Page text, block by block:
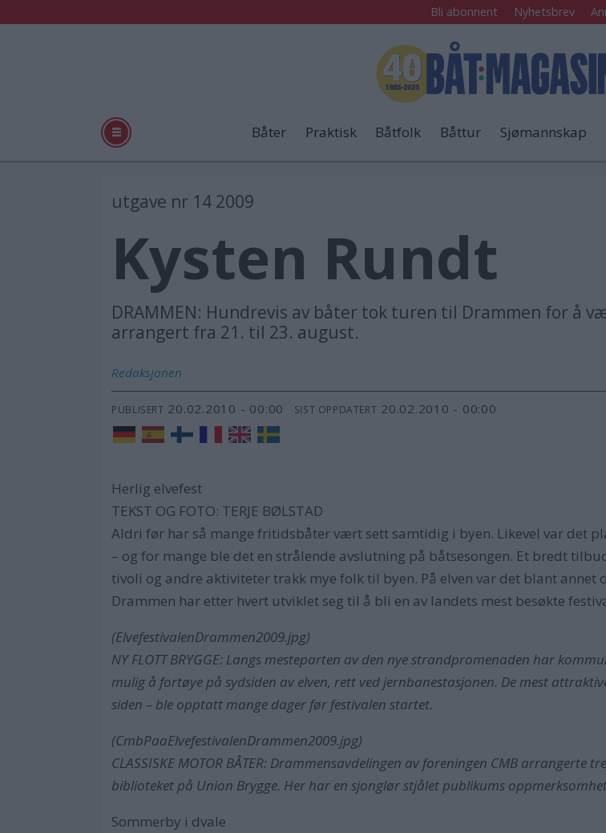
Bli abonnent Nyhetsbrev
Båter Praktisk Båtfolk Båttur Sjømannskap
utgave nr 14 2009
Kysten Rundt
DRAMMEN: Hundrevis av båter tok turen til Drammen for å
arrangert fra 21. til 23. august.
Redaksjonen
PUBLISERT 20.02.2010 - 00:00 SIST OPPDATERT 20.02.2010 - 00:00
Herlig elvefest
TEKST OG FOTO: TERJE BØLSTAD
Aldri før har så mange fritidsbåter vært sett samtidig i byen. Likevel var det
– og for mange ble det en strålende avslutning på båtsesongen. Et bredt
tivoli og andre aktiviteter trakk mye folk til byen. På elven var det blant
Drammen har etter hvert utviklet seg til å bli en av landets mest besøkte
(ElvefestivalenDrammen2009.jpg)
NY FLOTT BRYGGE: Langs mesteparten av den nye strandpromenaden har
mulig å fortøye på sydsiden av elven, rett ved jernbanestasjonen. De mest
siden – ble opptatt mange dager før festivalen startet.
(CmbPaaElvefestivalenDrammen2009.jpg)
CLASSISKE MOTOR BÅTER: Drammensavdelingen av foreningen CMB
biblioteket på Union Brygge. Her har en sjonglør stjålet publikums
Sommerby i dvale